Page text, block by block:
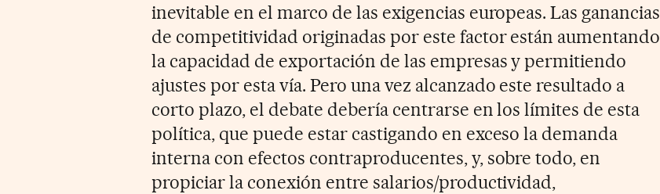
inevitable en el marco de las exigencias europeas. Las ganancias
de competitividad originadas por este factor están aumentando
la capacidad de exportación de las empresas y permitiendo
ajustes por esta vía. Pero una vez alcanzado este resultado a
corto plazo, el debate debería centrarse en los límites de esta
política, que puede estar castigando en exceso la demanda
interna con efectos contraproducentes, y, sobre todo, en
propiciar la conexión entre salarios/productividad,